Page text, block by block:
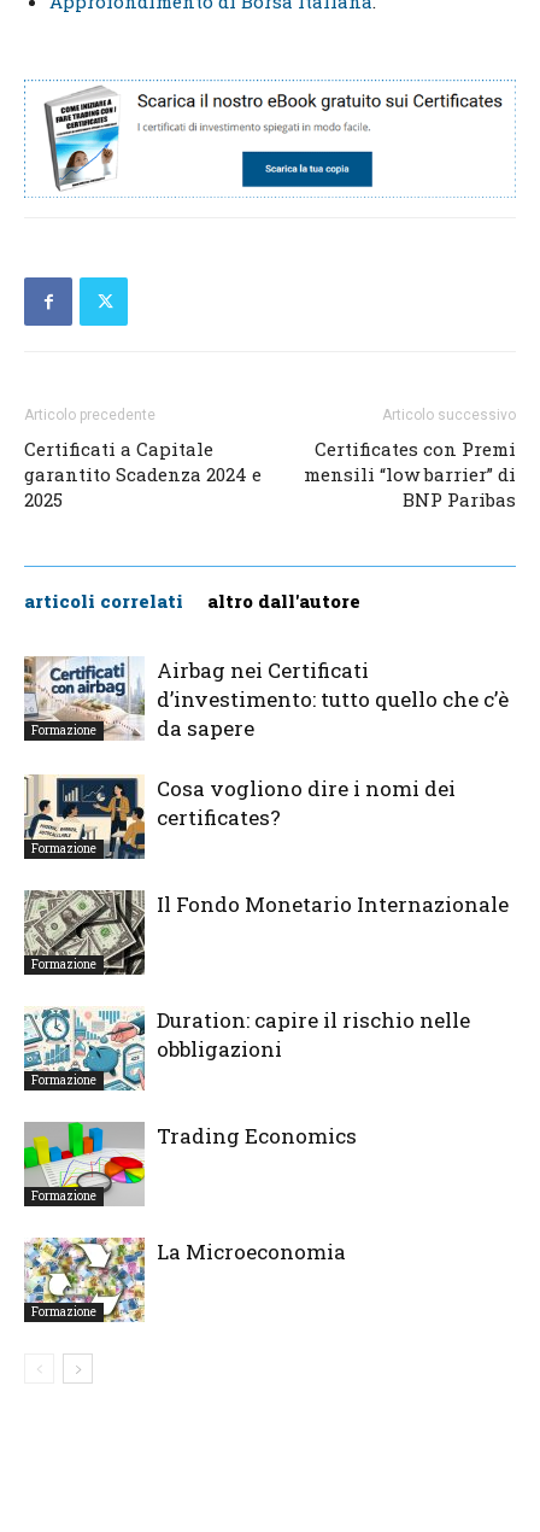
Articolo precedente
Certificati a Capitale
garantito Scadenza 2024 e
2025
Articolo successivo
Certificates con Premi
mensili “low barrier” di
BNP Paribas
articoli correlati altro dall'autore
Formazione
Airbag nei Certificati
d’investimento: tutto quello che c’è
da sapere
Formazione
Cosa vogliono dire i nomi dei
certificates?
Formazione
Il Fondo Monetario Internazionale
Formazione
Duration: capire il rischio nelle
obbligazioni
Formazione
Trading Economics
Formazione
La Microeconomia